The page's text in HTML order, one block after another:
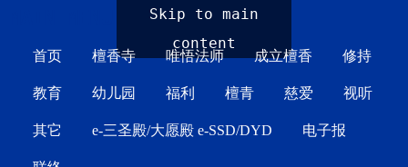
Skip to main
content
首页 檀香寺 唯悟法师 成立檀香 修持
教育 幼儿园 福利 檀青 慈爱 视听
其它 e-三圣殿/大愿殿 e-SSD/DYD 电子报